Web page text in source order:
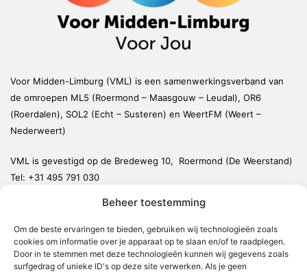
Beheer toestemming
Om de beste ervaringen te bieden, gebruiken wij technologieën zoals
cookies om informatie over je apparaat op te slaan en/of te raadplegen.
Door in te stemmen met deze technologieën kunnen wij gegevens zoals
surfgedrag of unieke ID's op deze site verwerken. Als je geen
Voor Midden-Limburg (VML) is een samenwerkingsverband van
de omroepen ML5 (Roermond – Maasgouw – Leudal), OR6
(Roerdalen), SOL2 (Echt – Susteren) en WeertFM (Weert –
Nederweert)
VML is gevestigd op de Bredeweg 10, Roermond (De Weerstand)
Tel: +31 495 791 030
Weert
Nederweert